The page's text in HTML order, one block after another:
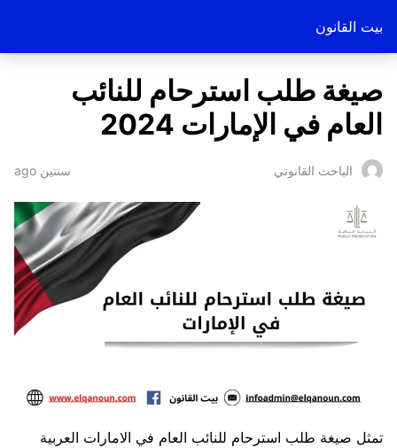
بيت القانون
صيغة طلب استرحام للنائب
العام في الإمارات 2024
الباحث القانوني سنتين ago
تمثل صيغة طلب استرحام للنائب العام في الامارات العربية